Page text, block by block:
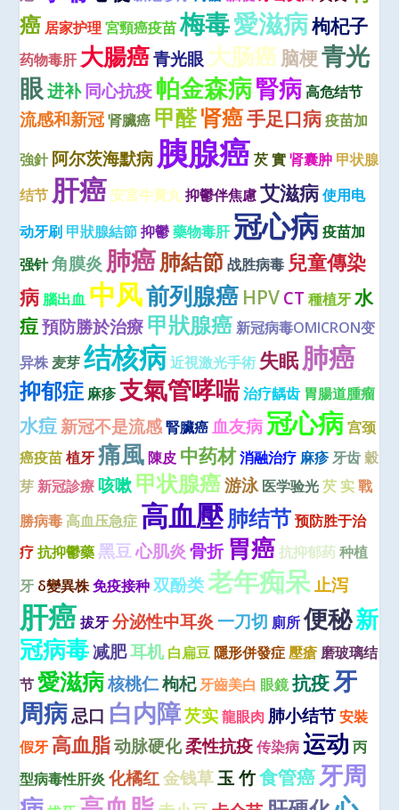
癌 居家护理宮頸癌疫苗 梅毒愛滋病枸杞子
药物毒肝大腸癌青光眼大肠癌脑梗青光
眼进补同心抗疫帕金森病腎病 高危结节
流感和新冠肾臟癌 甲醛肾癌手足口病 疫苗加
強針 阿尔茨海默病胰腺癌 芡 實 肾囊肿 甲状腺
结节 肝癌 安宮牛黃丸 抑鬱伴焦慮 艾滋病 使用电
动牙刷 甲狀腺結節 抑鬱 藥物毒肝 冠心病 疫苗加
强针角膜炎肺癌肺結節 战胜病毒 兒童傳染
病 腦出血 中风前列腺癌 HPVCT 種植牙 水
痘預防勝於治療甲狀腺癌 新冠病毒OMICRON变
异株麦芽 结核病 近視激光手術 失眠肺癌
抑郁症麻疹支氣管哮喘治疗龋齿 胃腸道腫瘤
水痘新冠不是流感 腎臟癌 血友病冠心病 宫颈
癌疫苗 植牙 痛風 陳皮 中药材消融治疗 麻疹牙齿 穀
芽 新冠診療 咳嗽甲状腺癌游泳 医学验光 芡 实 戰
勝病毒 高血压急症 高血壓肺结节 预防胜于治
疗 抗抑鬱藥 黑豆心肌炎骨折 胃癌 抗抑郁药 种植
牙 δ變異株免疫接种 双酚类老年痴呆止泻
肝癌 拔牙 分泌性中耳炎一刀切 廁所 便秘新
冠病毒减肥耳机 白扁豆 隱形併發症壓瘡 磨玻璃结
节 愛滋病核桃仁枸杞牙齒美白 眼鏡抗疫牙
周病忌口 白内障芡实 龍眼肉 肺小结节 安裝
假牙 高血脂动脉硬化柔性抗疫 传染病 运动 丙
型病毒性肝炎 化橘红金钱草玉 竹食管癌牙周